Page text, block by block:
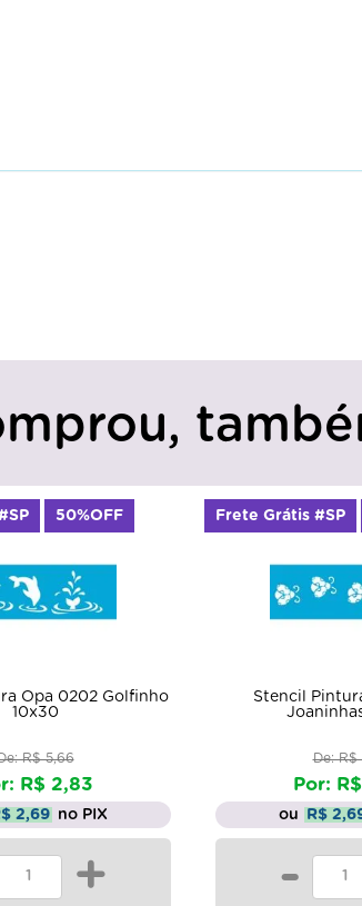
Opa 0202 Golfinho
10x30
R$ 5,66
R$ 2,83
2,69 no PIX
+
50%OFF
Stencil
De: R$
Por:
ou R$
-
Frete Grátis #SP